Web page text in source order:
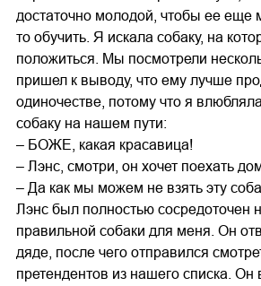
достаточно молодой, чтобы ее
то обучить. Я искала собаку, на
положиться. Мы посмотрели
пришел к выводу, что ему лучше
одиночестве, потому что я
собаку на нашем пути:
– БОЖЕ, какая красавица!
– Лэнс, смотри, он хочет поехать
– Да как мы можем не взять эту
Лэнс был полностью сосредоточен
правильной собаки для меня. Он
дяде, после чего отправился
претендентов из нашего списка. Он